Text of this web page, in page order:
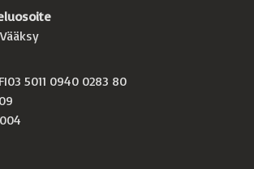
FI03 5011 0940 0283 80